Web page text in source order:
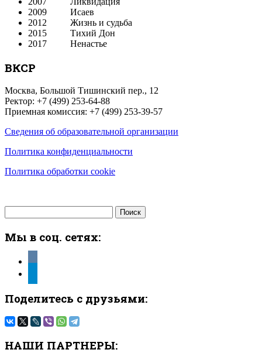
2009 Исаев
2012 Жизнь и судьба
2015 Тихий Дон
2017 Ненастье
ВКСР
Москва, Большой Тишинский пер., 12
Ректор: +7 (499) 253-64-88
Приемная комиссия: +7 (499) 253-39-57
Сведения об образовательной организации
Политика конфиденциальности
Политика обработки cookie
Мы в соц. сетях:
Поделитесь с друзьями:
НАШИ ПАРТНЕРЫ: